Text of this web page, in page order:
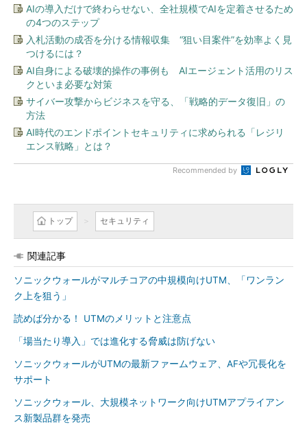
AIの導入だけで終わらせない、全社規模でAIを定着させるため
の4つのステップ
入札活動の成否を分ける情報収集 “狙い目案件”を効率よく見
つけるには？
AI自身による破壊的操作の事例も AIエージェント活用のリス
クといま必要な対策
サイバー攻撃からビジネスを守る、「戦略的データ復旧」の
方法
AI時代のエンドポイントセキュリティに求められる「レジリ
エンス戦略」とは？
Recommended by
トップ セキュリティ
関連記事
ソニックウォールがマルチコアの中規模向けUTM、「ワンラン
ク上を狙う」
読めば分かる！ UTMのメリットと注意点
「場当たり導入」では進化する脅威は防げない
ソニックウォールがUTMの最新ファームウェア、AFや冗長化を
サポート
ソニックウォール、大規模ネットワーク向けUTMアプライアン
ス新製品群を発売